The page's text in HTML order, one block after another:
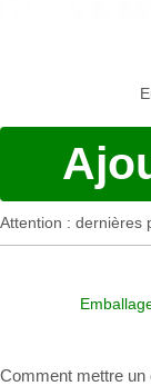
Attention : dernières
Comment mettre un